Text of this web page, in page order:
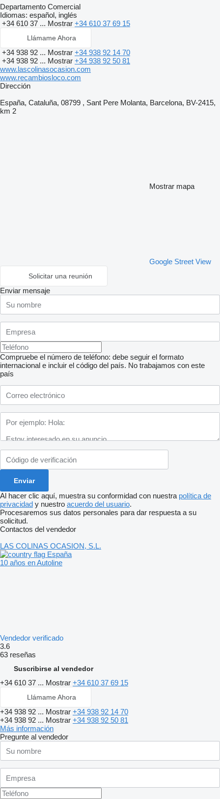
Departamento Comercial
Idiomas: español, inglés
+34 610 37 ... Mostrar +34 610 37 69 15
Llámame Ahora
+34 938 92 ... Mostrar +34 938 92 14 70
+34 938 92 ... Mostrar +34 938 92 50 81
www.lascolinasocasion.com
www.recambiosloco.com
Dirección
España, Cataluña, 08799 , Sant Pere Molanta, Barcelona, BV-2415,
km 2
Mostrar mapa
Google Street View
Solicitar una reunión
Enviar mensaje
Compruebe el número de teléfono: debe seguir el formato
internacional e incluir el código del país. No trabajamos con este
país
Al hacer clic aquí, muestra su conformidad con nuestra política de
privacidad y nuestro acuerdo del usuario.
Procesaremos sus datos personales para dar respuesta a su
solicitud.
Contactos del vendedor
LAS COLINAS OCASION, S.L.
España
10 años en Autoline
Vendedor verificado
3.6
63 reseñas
Suscribirse al vendedor
+34 610 37 ... Mostrar +34 610 37 69 15
Llámame Ahora
+34 938 92 ... Mostrar +34 938 92 14 70
+34 938 92 ... Mostrar +34 938 92 50 81
Más información
Pregunte al vendedor